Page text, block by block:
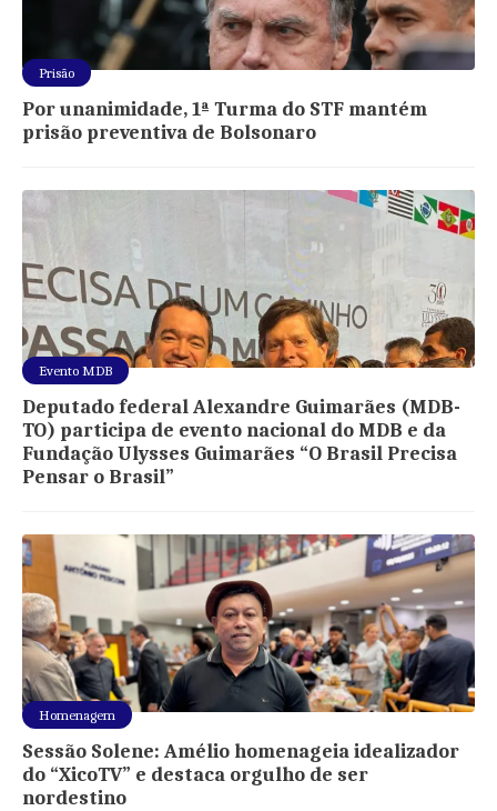
Prisão
Por unanimidade, 1ª Turma do STF mantém
prisão preventiva de Bolsonaro
Evento MDB
Deputado federal Alexandre Guimarães (MDB-
TO) participa de evento nacional do MDB e da
Fundação Ulysses Guimarães “O Brasil Precisa
Pensar o Brasil”
Homenagem
Sessão Solene: Amélio homenageia idealizador
do “XicoTV” e destaca orgulho de ser
nordestino